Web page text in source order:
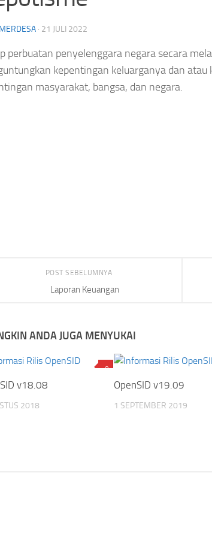
MERDESA · 21 JULI 2022
perbuatan penyelenggara negara secara
kepentingan keluarganya dan atau
masyarakat, bangsa, dan negara.
POST SEBELUMNYA
Laporan Keuangan
ANDA JUGA MENYUKAI
0
v18.08
2018
OpenSID v19.09
1 SEPTEMBER 2019